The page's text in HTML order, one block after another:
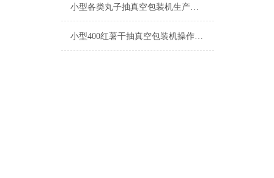
小型各类丸子抽真空包装机生产厂家
小型400红薯干抽真空包装机操作简单